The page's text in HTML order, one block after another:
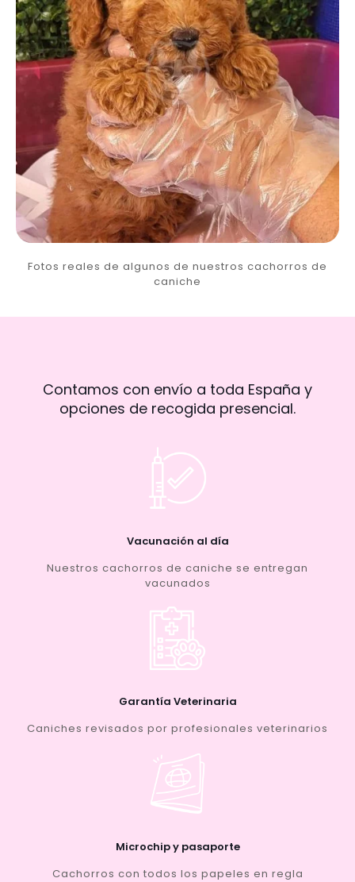
Fotos reales de algunos de nuestros cachorros de
caniche
Contamos con envío a toda España y
opciones de recogida presencial.
Vacunación al día
Nuestros cachorros de caniche se entregan
vacunados
Garantía Veterinaria
Caniches revisados por profesionales veterinarios
Microchip y pasaporte
Cachorros con todos los papeles en regla